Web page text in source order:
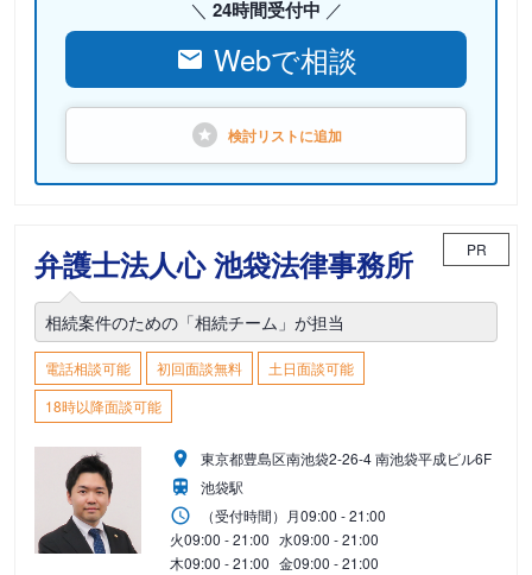
24時間受付中
Webで相談
検討リストに追加
弁護士法人心 池袋法律事務所 PR
相続案件のための「相続チーム」が担当
電話相談可能 初回面談無料
土日面談可能
18時以降面談可能
東京都豊島区南池袋2-26-4 南池袋平成ビル6F
池袋駅
（受付時間） 月09:00 - 21:00
火09:00 - 21:00 水09:00 - 21:00
木09:00 - 21:00 金09:00 - 21:00